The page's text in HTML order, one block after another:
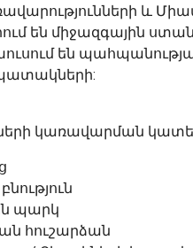
և
են միջազգային
են
կառավարման
պարկ
հուշարձան